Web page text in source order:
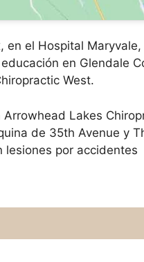
en el Hospital
en Glendale
West.
Lakes
de 35th Avenue y
lesiones por accidentes